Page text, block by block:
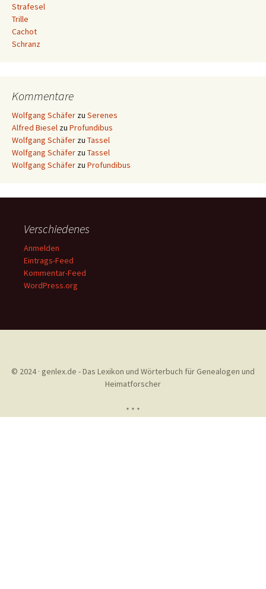
Strafesel
Trille
Cachot
Schranz
Kommentare
Wolfgang Schäfer zu Serenes
Alfred Biesel zu Profundibus
Wolfgang Schäfer zu Tassel
Wolfgang Schäfer zu Tassel
Wolfgang Schäfer zu Profundibus
Verschiedenes
Anmelden
Eintrags-Feed
Kommentar-Feed
WordPress.org
© 2024 · genlex.de - Das Lexikon und Wörterbuch für Genealogen und
Heimatforscher
* * *